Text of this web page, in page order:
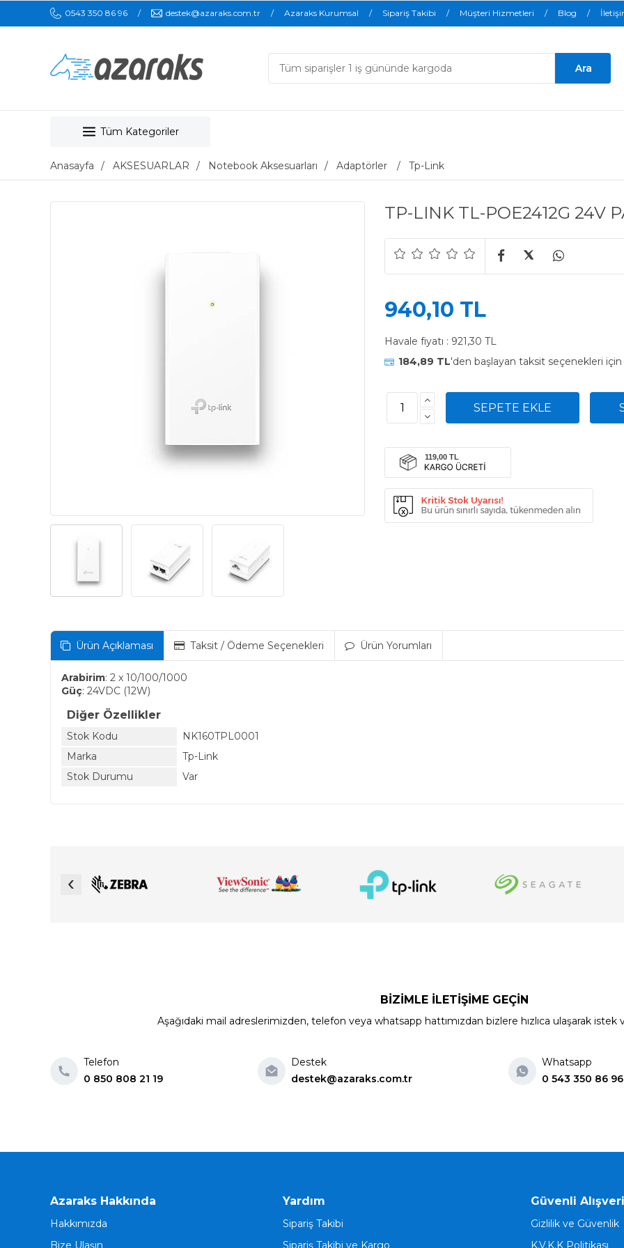
0543 350 86 96 destek@azaraks.com.tr Azaraks Kurumsal Sipariş Takibi Müşteri Hizmetleri Blog
Tüm Kategoriler
Anasayfa AKSESUARLAR Notebook Aksesuarları Adaptörler Tp-Link
TP-LINK TL-POE2412G 24V
940,10 TL
Havale fiyatı : 921,30 TL
184,89 TL'den başlayan taksit seçenekleri için
Ürün Açıklaması Taksit / Ödeme Seçenekleri Ürün Yorumları
Arabirim: 2 x 10/100/1000
Güç: 24VDC (12W)
Diğer Özellikler
Stok Kodu
NK160TPL0001
Marka
Tp-Link
Stok Durumu
Var
‹
BİZİMLE İLETİŞİME GEÇİN
Aşağıdaki mail adreslerimizden, telefon veya whatsapp hattımızdan bizlere hızlıca ulaşarak istek
Telefon
0 850 808 21 19
Destek
destek@azaraks.com.tr
Whatsapp
0 543 350 86 96
Azaraks Hakkında
Hakkımızda
Bize Ulaşın
Yardım
Sipariş Takibi
Sipariş Takibi ve Kargo
Güvenli
Gizlilik ve Güvenlik
K.V.K.K Politikası